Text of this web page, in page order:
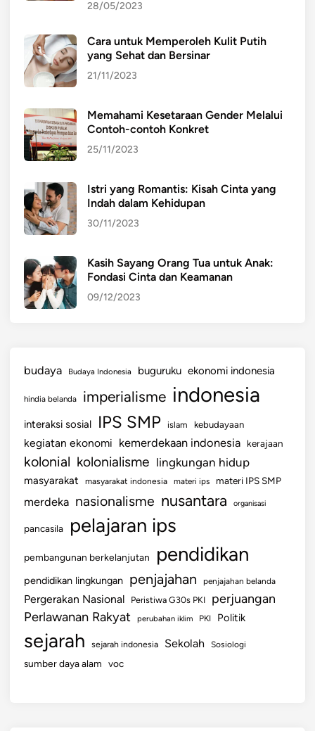
28/05/2023
Cara untuk Memperoleh Kulit Putih
yang Sehat dan Bersinar
21/11/2023
Memahami Kesetaraan Gender Melalui
Contoh-contoh Konkret
25/11/2023
Istri yang Romantis: Kisah Cinta yang
Indah dalam Kehidupan
30/11/2023
Kasih Sayang Orang Tua untuk Anak:
Fondasi Cinta dan Keamanan
09/12/2023
budaya Budaya Indonesia buguruku ekonomi indonesia
hindia belanda imperialisme indonesia
interaksi sosial IPS SMP islam kebudayaan
kegiatan ekonomi kemerdekaan indonesia kerajaan
kolonial kolonialisme lingkungan hidup
masyarakat masyarakat indonesia materi ips materi IPS SMP
merdeka nasionalisme nusantara organisasi
pancasila pelajaran ips
pembangunan berkelanjutan pendidikan
pendidikan lingkungan penjajahan penjajahan belanda
Pergerakan Nasional Peristiwa G30s PKI perjuangan
Perlawanan Rakyat perubahan iklim PKI Politik
sejarah sejarah indonesia Sekolah Sosiologi
sumber daya alam voc